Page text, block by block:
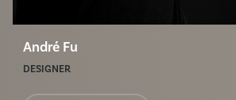
André Fu
DESIGNER